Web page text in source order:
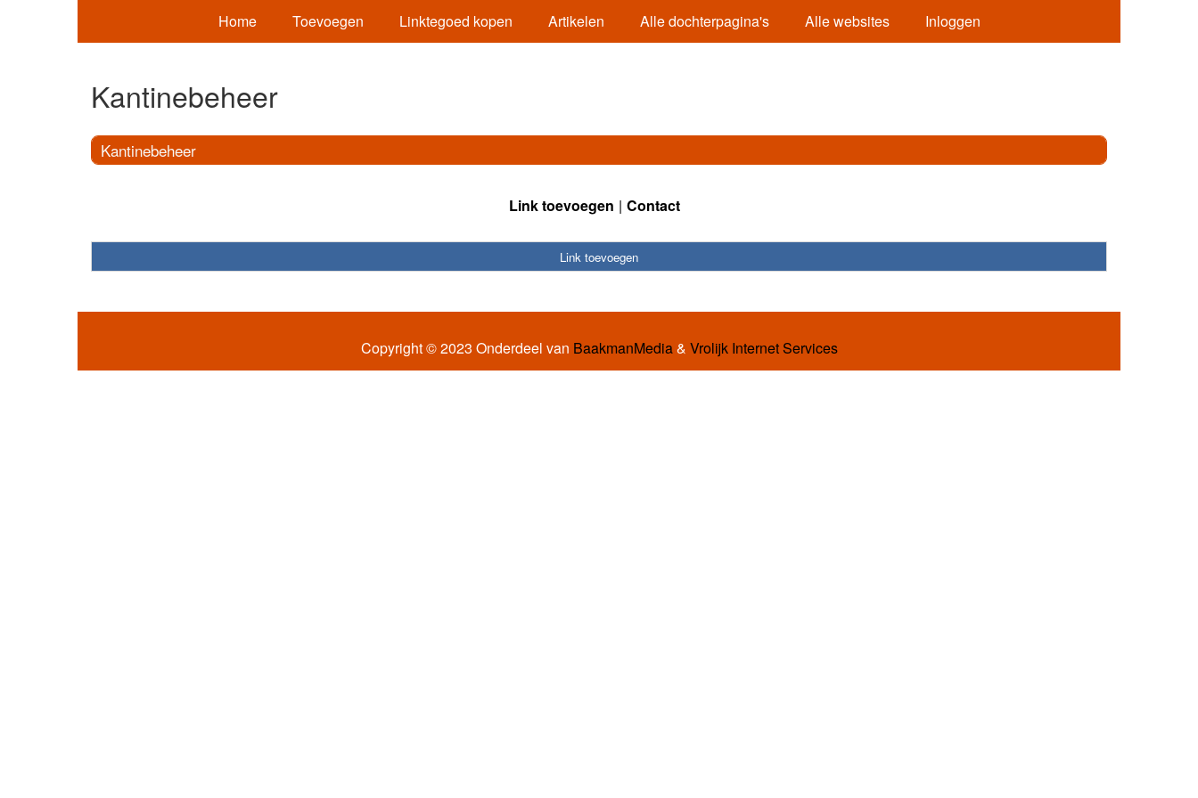
Home Toevoegen Linktegoed kopen Artikelen Alle dochterpagina's Alle websites Inloggen
Kantinebeheer
Kantinebeheer
Link toevoegen Contact
Link toevoegen
Copyright © 2023 Onderdeel van BaakmanMedia& Vrolijk Internet Services